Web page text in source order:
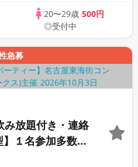
20〜29歳 500円
◎受付中
急募
放題付き・連絡
１名参加多数・